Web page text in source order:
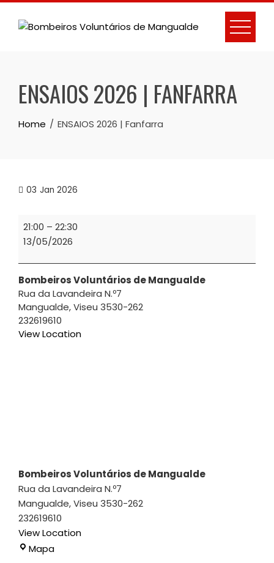
Skip
ENSAIOS 2026 | FANFARRA
Home ENSAIOS 2026 | Fanfarra
03 Jan 2026
ENSAIOS
2026
Fanfarra
21:00 – 22:30
13/05/2026
Bombeiros Voluntários de Mangualde
Rua da Lavandeira N.º7
Mangualde,Viseu 3530-262
232619610
View Location
Bombeiros Voluntários de Mangualde
Rua da Lavandeira N.º7
Mangualde,Viseu 3530-262
232619610
View Location
MapaBombeiros